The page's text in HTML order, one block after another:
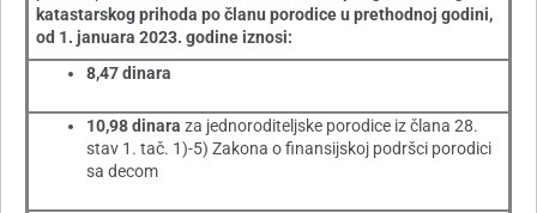
katastarskog prihoda po članu porodice u prethodnoj godini,
od 1. januara 2023. godine iznosi:
8,47 dinara
10,98 dinara za jednoroditeljske porodice iz člana 28.
stav 1. tač. 1)-5) Zakona o finansijskoj podršci porodici
sa decom